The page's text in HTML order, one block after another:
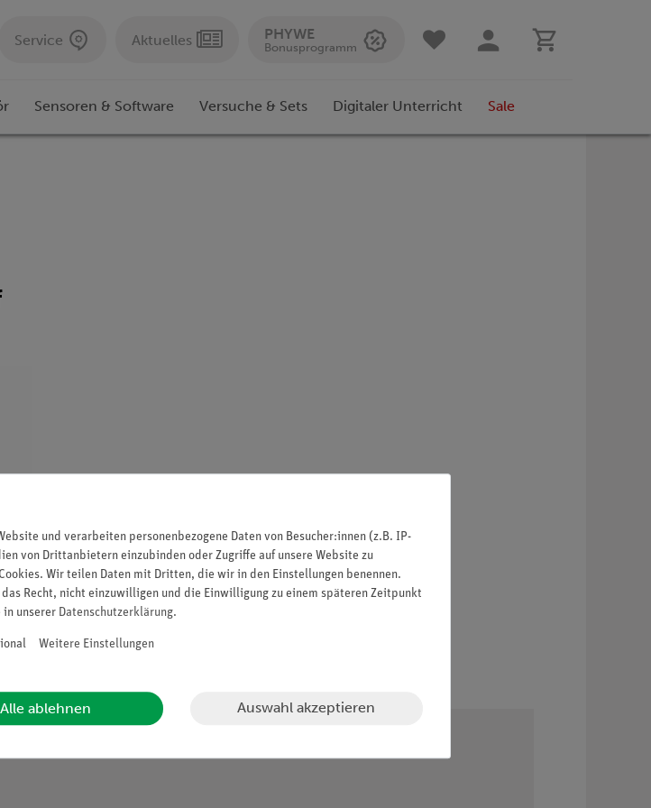
Service Aktuelles PHYWE
Bonusprogramm
Sensoren & Software Versuche & Sets Digitaler Unterricht Sale
und verarbeiten personenbezogene Daten von Besucher:innen (z.B. IP-
von Drittanbietern einzubinden oder Zugriffe auf unsere Website zu
Wir teilen Daten mit Dritten, die wir in den Einstellungen benennen.
Recht, nicht einzuwilligen und die Einwilligung zu einem späteren Zeitpunkt
in unserer Daten­schutz­erklärung.
Weitere Einstellungen
Alle ablehnen Auswahl akzeptieren